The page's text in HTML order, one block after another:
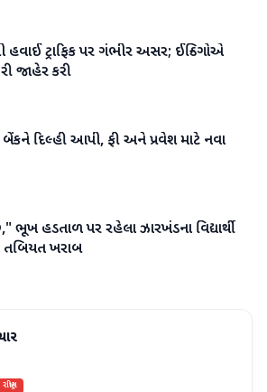
હવાઈ ટ્રાફિક પર ગંભીર અસર; ઈન્ડિગોએ
જાહેર કરી
દિલ્હી આપી, ફી અને પ્રવેશ માટે નવા
ભૂખ હડતાળ પર રહેલા ઝારખંડના વિદ્યાર્થી
તબિયત ખરાબ
રાષ્ટ્રીય